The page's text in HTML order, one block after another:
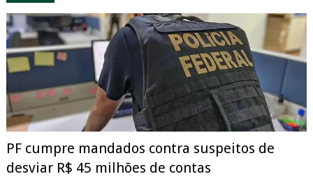
PF cumpre mandados contra suspeitos de
desviar R$ 45 milhões de contas